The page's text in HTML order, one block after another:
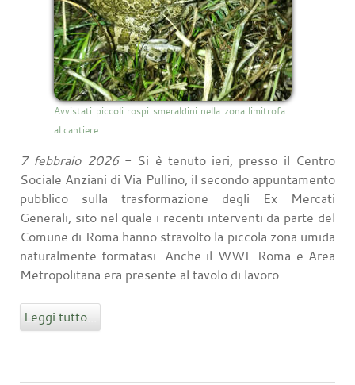
Avvistati piccoli rospi smeraldini nella zona limitrofa
al cantiere
7 febbraio 2026- Si è tenuto ieri, presso il Centro
Sociale Anziani di Via Pullino, il secondo appuntamento
pubblico sulla trasformazione degli Ex Mercati
Generali, sito nel quale i recenti interventi da parte del
Comune di Roma hanno stravolto la piccola zona umida
naturalmente formatasi. Anche il WWF Roma e Area
Metropolitana era presente al tavolo di lavoro.
Leggi tutto...